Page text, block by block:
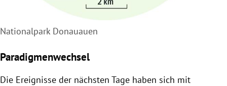
Nationalpark Donauauen
Paradigmenwechsel
Die Ereignisse der nächsten Tage haben sich mit